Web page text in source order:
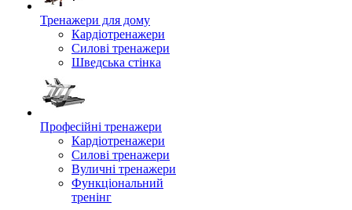
Тренажери для дому
Кардіотренажери
Силові тренажери
Шведська стінка
Професійні тренажери
Кардіотренажери
Силові тренажери
Вуличні тренажери
Функціональний
тренінг